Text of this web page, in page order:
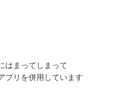
はまってしまって
プリを併用しています